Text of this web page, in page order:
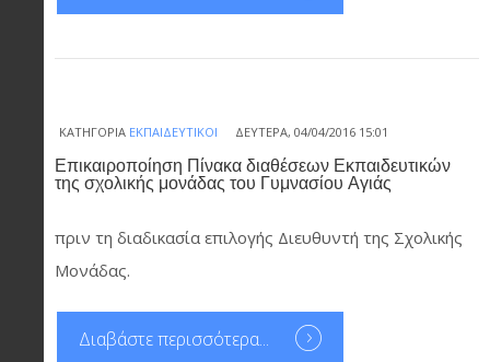
ΚΑΤΗΓΟΡΊΑ ΕΚΠΑΙΔΕΥΤΙΚΟΊ ΔΕΥΤΈΡΑ, 04/04/2016 15:01
Επικαιροποίηση Πίνακα διαθέσεων Εκπαιδευτικών
της σχολικής μονάδας του Γυμνασίου Αγιάς
πριν τη διαδικασία επιλογής Διευθυντή της Σχολικής
Μονάδας.
Διαβάστε περισσότερα...